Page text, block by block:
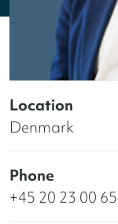
Location
Denmark
Phone
+45 20 23 00 65